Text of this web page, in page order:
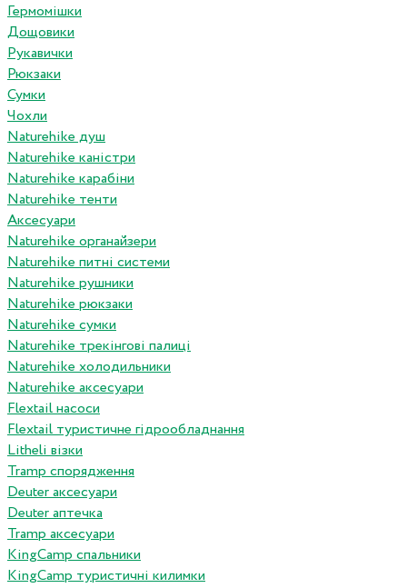
Гермомішки
Дощовики
Рукавички
Рюкзаки
Сумки
Чохли
Naturehike душ
Naturehike каністри
Naturehike карабіни
Naturehike тенти
Аксесуари
Naturehike органайзери
Naturehike питні системи
Naturehike рушники
Naturehike рюкзаки
Naturehike сумки
Naturehike трекінгові палиці
Naturehike холодильники
Naturehike аксесуари
Flextail насоси
Flextail туристичне гідрообладнання
Litheli візки
Tramp спорядження
Deuter аксесуари
Deuter аптечка
Tramp аксесуари
KingCamp спальники
KingCamp туристичні килимки